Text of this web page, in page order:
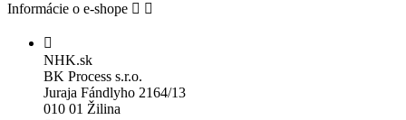
Informácie o e-shope  

NHK.sk
BK Process s.r.o.
Juraja Fándlyho 2164/13
010 01 Žilina